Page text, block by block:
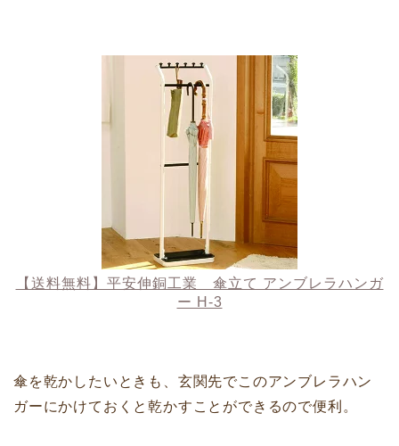
【送料無料】平安伸銅工業 傘立て アンブレラハンガ
ー H-3
傘を乾かしたいときも、玄関先でこのアンブレラハン
ガーにかけておくと乾かすことができるので便利。